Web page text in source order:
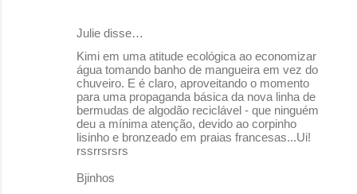
Julie disse…
Kimi em uma atitude ecológica ao economizar
água tomando banho de mangueira em vez do
chuveiro. E é claro, aproveitando o momento
para uma propaganda básica da nova linha de
bermudas de algodão reciclável - que ninguém
deu a mínima atenção, devido ao corpinho
lisinho e bronzeado em praias francesas...Ui!
rssrrsrsrs
Bjinhos